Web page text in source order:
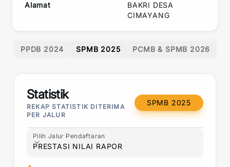
Alamat
BAKRI DESA
CIMAYANG
PPDB 2024 SPMB 2025 PCMB & SPMB 2026
Statistik
REKAP STATISTIK DITERIMA
PER JALUR
SPMB 2025
Pilih Jalur Pendaftaran
Pilih Jalur Pendaftaran
PRESTASI NILAI RAPOR